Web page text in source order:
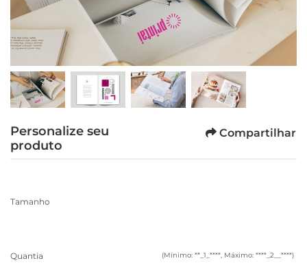
Personalize seu
produto
Compartilhar
Tamanho
(Mínimo: **_1_****, Máximo: ****_2__****)
Quantia